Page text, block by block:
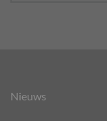
Nieuws